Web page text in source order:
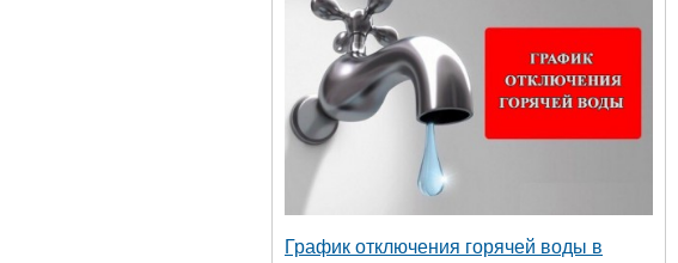
График отключения горячей воды в